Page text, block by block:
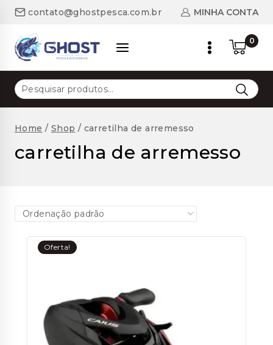
contato@ghostpesca.com.br MINHA CONTA
0
Pesquisar
por:
Home / Shop / carretilha de arremesso
carretilha de arremesso
Oferta!